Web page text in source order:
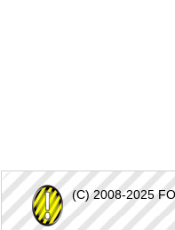
(C) 2008-2025